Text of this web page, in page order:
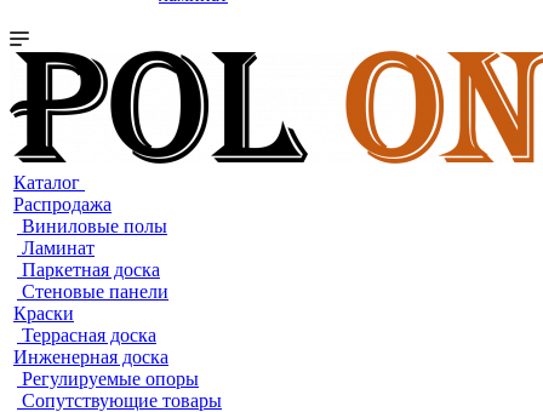
Каталог
Распродажа
Виниловые полы
Ламинат
Паркетная доска
Стеновые панели
Краски
Террасная доска
Инженерная доска
Регулируемые опоры
Сопутствующие товары